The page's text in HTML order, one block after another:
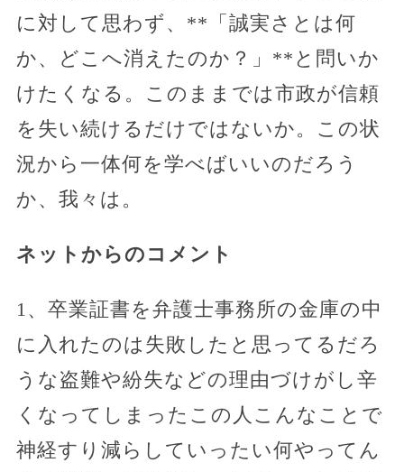
に対して思わず、**「誠実さとは何
か、どこへ消えたのか？」**と問いか
けたくなる。このままでは市政が信頼
を失い続けるだけではないか。この状
況から一体何を学べばいいのだろう
か、我々は。
ネットからのコメント
1、卒業証書を弁護士事務所の金庫の中
に入れたのは失敗したと思ってるだろ
うな盗難や紛失などの理由づけがし辛
くなってしまったこの人こんなことで
神経すり減らしていったい何やってん